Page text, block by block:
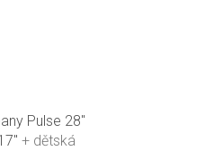
Pulse 28"
+ dětská